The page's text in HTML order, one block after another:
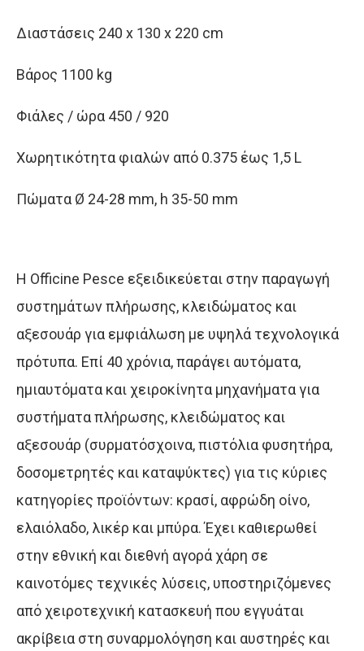
Διαστάσεις 240 x 130 x 220 cm
Βάρος 1100 kg
Φιάλες / ώρα 450 / 920
Χωρητικότητα φιαλών από 0.375 έως 1,5 L
Πώματα Ø 24-28 mm, h 35-50 mm
Η Officine Pesce εξειδικεύεται στην παραγωγή
συστημάτων πλήρωσης, κλειδώματος και
αξεσουάρ για εμφιάλωση με υψηλά τεχνολογικά
πρότυπα. Επί 40 χρόνια, παράγει αυτόματα,
ημιαυτόματα και χειροκίνητα μηχανήματα για
συστήματα πλήρωσης, κλειδώματος και
αξεσουάρ (συρματόσχοινα, πιστόλια φυσητήρα,
δοσομετρητές και καταψύκτες) για τις κύριες
κατηγορίες προϊόντων: κρασί, αφρώδη οίνο,
ελαιόλαδο, λικέρ και μπύρα. Έχει καθιερωθεί
στην εθνική και διεθνή αγορά χάρη σε
καινοτόμες τεχνικές λύσεις, υποστηριζόμενες
από χειροτεχνική κατασκευή που εγγυάται
ακρίβεια στη συναρμολόγηση και αυστηρές και